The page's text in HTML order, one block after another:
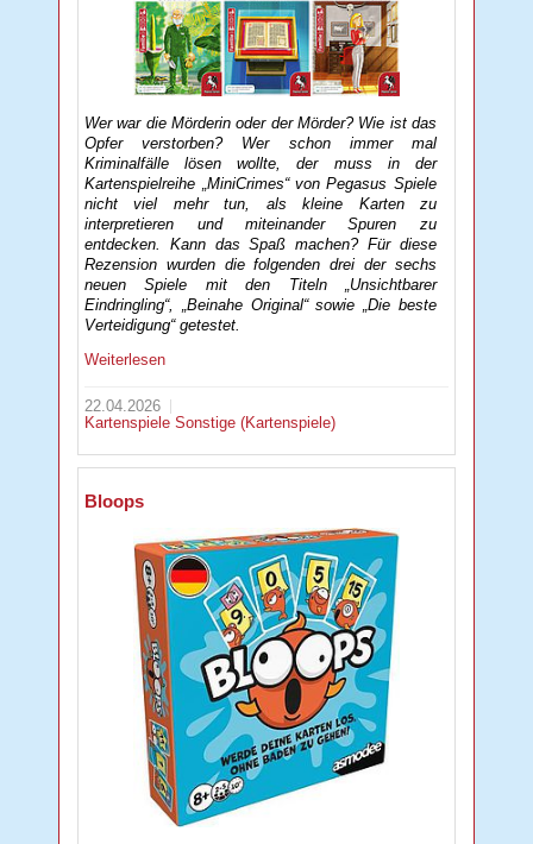
Wer war die Mörderin oder der Mörder? Wie ist das
Opfer verstorben? Wer schon immer mal
Kriminalfälle lösen wollte, der muss in der
Kartenspielreihe „MiniCrimes“ von Pegasus Spiele
nicht viel mehr tun, als kleine Karten zu
interpretieren und miteinander Spuren zu
entdecken. Kann das Spaß machen? Für diese
Rezension wurden die folgenden drei der sechs
neuen Spiele mit den Titeln „Unsichtbarer
Eindringling“, „Beinahe Original“ sowie „Die beste
Verteidigung“ getestet.
Weiterlesen
22.04.2026
KartenspieleSonstige (Kartenspiele)
Bloops